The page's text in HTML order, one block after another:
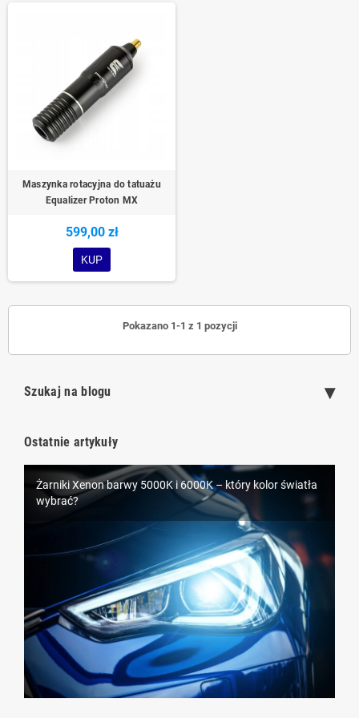
Szukaj na blogu
Ostatnie artykuły
LEDowe oświetlenie samochodowe D1S – nowoczesna
Żarniki Xenon barwy 5000K i 6000K – który kolor światła
wybrać?
Maszynka rotacyjna do tatuażu
Equalizer Proton MX
599,00 zł
KUP
Pokazano 1-1 z 1 pozycji